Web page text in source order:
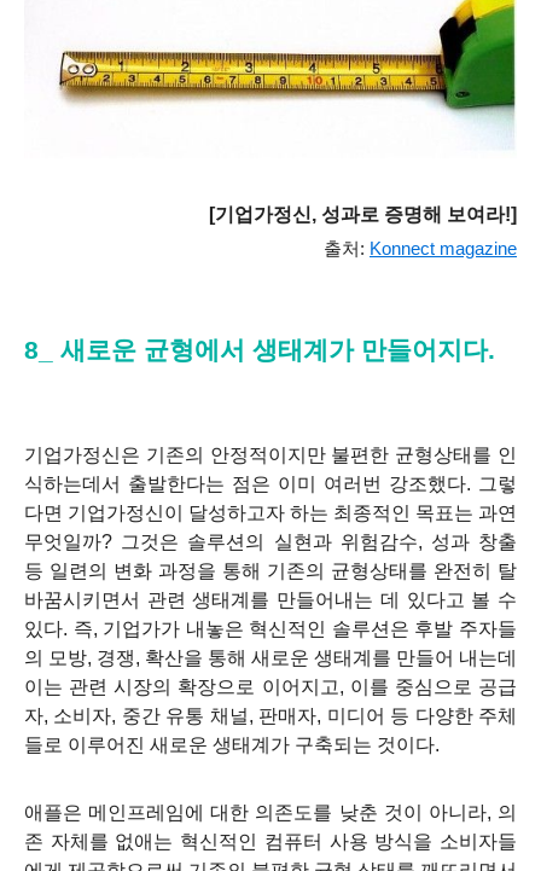
[기업가정신, 성과로 증명해 보여라!]
출처: Konnect magazine
8_ 새로운 균형에서 생태계가 만들어지다.
기업가정신은 기존의 안정적이지만 불편한 균형상태를 인
식하는데서 출발한다는 점은 이미 여러번 강조했다. 그렇
다면 기업가정신이 달성하고자 하는 최종적인 목표는 과연
무엇일까? 그것은 솔루션의 실현과 위험감수, 성과 창출
등 일련의 변화 과정을 통해 기존의 균형상태를 완전히 탈
바꿈시키면서 관련 생태계를 만들어내는 데 있다고 볼 수
있다. 즉, 기업가가 내놓은 혁신적인 솔루션은 후발 주자들
의 모방, 경쟁, 확산을 통해 새로운 생태계를 만들어 내는데
이는 관련 시장의 확장으로 이어지고, 이를 중심으로 공급
자, 소비자, 중간 유통 채널, 판매자, 미디어 등 다양한 주체
들로 이루어진 새로운 생태계가 구축되는 것이다.
애플은 메인프레임에 대한 의존도를 낮춘 것이 아니라, 의
존 자체를 없애는 혁신적인 컴퓨터 사용 방식을 소비자들